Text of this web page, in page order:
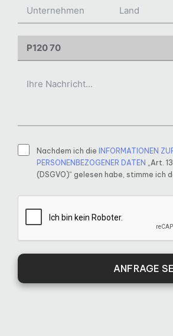
Nachdem ich die INFORMATIONEN
PERSONENBEZOGENER DATEN „Art.
(DSGVO)“ gelesen habe, stimme ich
ANFRAGE